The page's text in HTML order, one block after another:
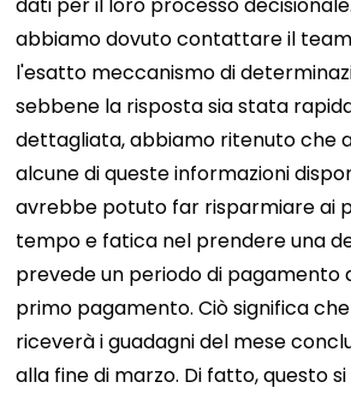
dati per il loro processo
abbiamo dovuto contattare il
l'esatto meccanismo di
sebbene la risposta sia stata
dettagliata, abbiamo ritenuto che
alcune di queste informazioni
avrebbe potuto far risparmiare ai
tempo e fatica nel prendere una
prevede un periodo di pagamento
primo pagamento. Ciò significa
riceverà i guadagni del mese
alla fine di marzo. Di fatto, questo